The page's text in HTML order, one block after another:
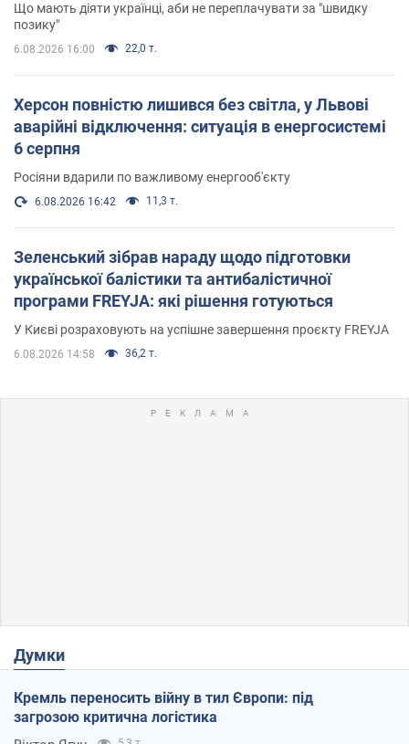
Що мають діяти українці, аби не переплачувати за "швидку
позику"
6.08.2026 16:00 22,0 т.
Херсон повністю лишився без світла, у Львові
аварійні відключення: ситуація в енергосистемі
6 серпня
Росіяни вдарили по важливому енергооб'єкту
6.08.2026 16:42 11,3 т.
Зеленський зібрав нараду щодо підготовки
української балістики та антибалістичної
програми FREYJA: які рішення готуються
У Києві розраховують на успішне завершення проєкту FREYJA
6.08.2026 14:58 36,2 т.
Думки
Кремль переносить війну в тил Європи: під
загрозою критична логістика